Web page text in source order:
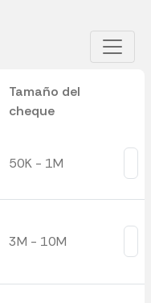
Tamaño del
cheque
50K - 1M
3M - 10M